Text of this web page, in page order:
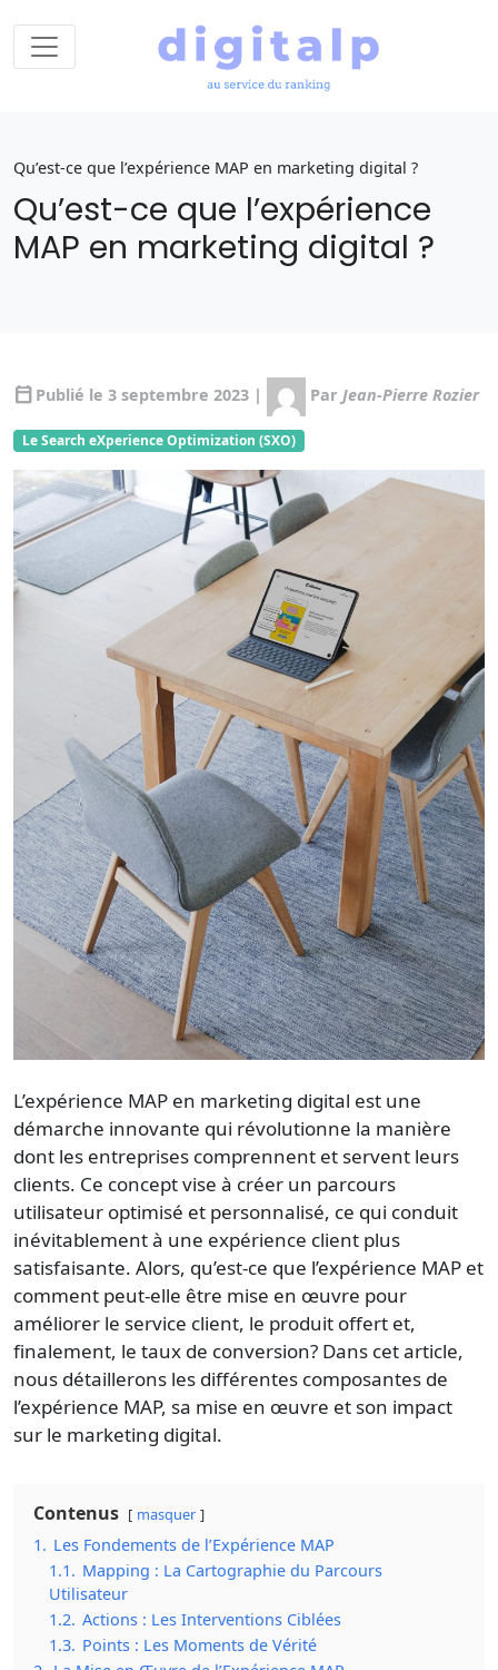
Qu’est-ce que l’expérience MAP en marketing digital ?
Qu’est-ce que l’expérience
MAP en marketing digital ?
calendar_today Publié le 3 septembre 2023 | Par Jean-Pierre Rozier
Le Search eXperience Optimization (SXO)
L’expérience MAP en marketing digital est une
démarche innovante qui révolutionne la manière
dont les entreprises comprennent et servent leurs
clients. Ce concept vise à créer un parcours
utilisateur optimisé et personnalisé, ce qui conduit
inévitablement à une expérience client plus
satisfaisante. Alors, qu’est-ce que l’expérience MAP et
comment peut-elle être mise en œuvre pour
améliorer le service client, le produit offert et,
finalement, le taux de conversion? Dans cet article,
nous détaillerons les différentes composantes de
l’expérience MAP, sa mise en œuvre et son impact
sur le marketing digital.
Contenus masquer
1. Les Fondements de l’Expérience MAP
1.1. Mapping : La Cartographie du Parcours
Utilisateur
1.2. Actions : Les Interventions Ciblées
1.3. Points : Les Moments de Vérité